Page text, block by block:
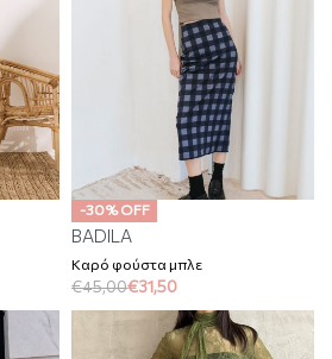
-30% OFF
BADILA
Καρό φούστα μπλε
€45,00€31,50